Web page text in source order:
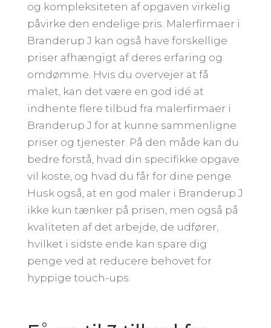
og kompleksiteten af opgaven virkelig
påvirke den endelige pris. Malerfirmaer i
Branderup J kan også have forskellige
priser afhængigt af deres erfaring og
omdømme. Hvis du overvejer at få
malet, kan det være en god idé at
indhente flere tilbud fra malerfirmaer i
Branderup J for at kunne sammenligne
priser og tjenester. På den måde kan du
bedre forstå, hvad din specifikke opgave
vil koste, og hvad du får for dine penge.
Husk også, at en god maler i Branderup J
ikke kun tænker på prisen, men også på
kvaliteten af det arbejde, de udfører,
hvilket i sidste ende kan spare dig
penge ved at reducere behovet for
hyppige touch-ups.